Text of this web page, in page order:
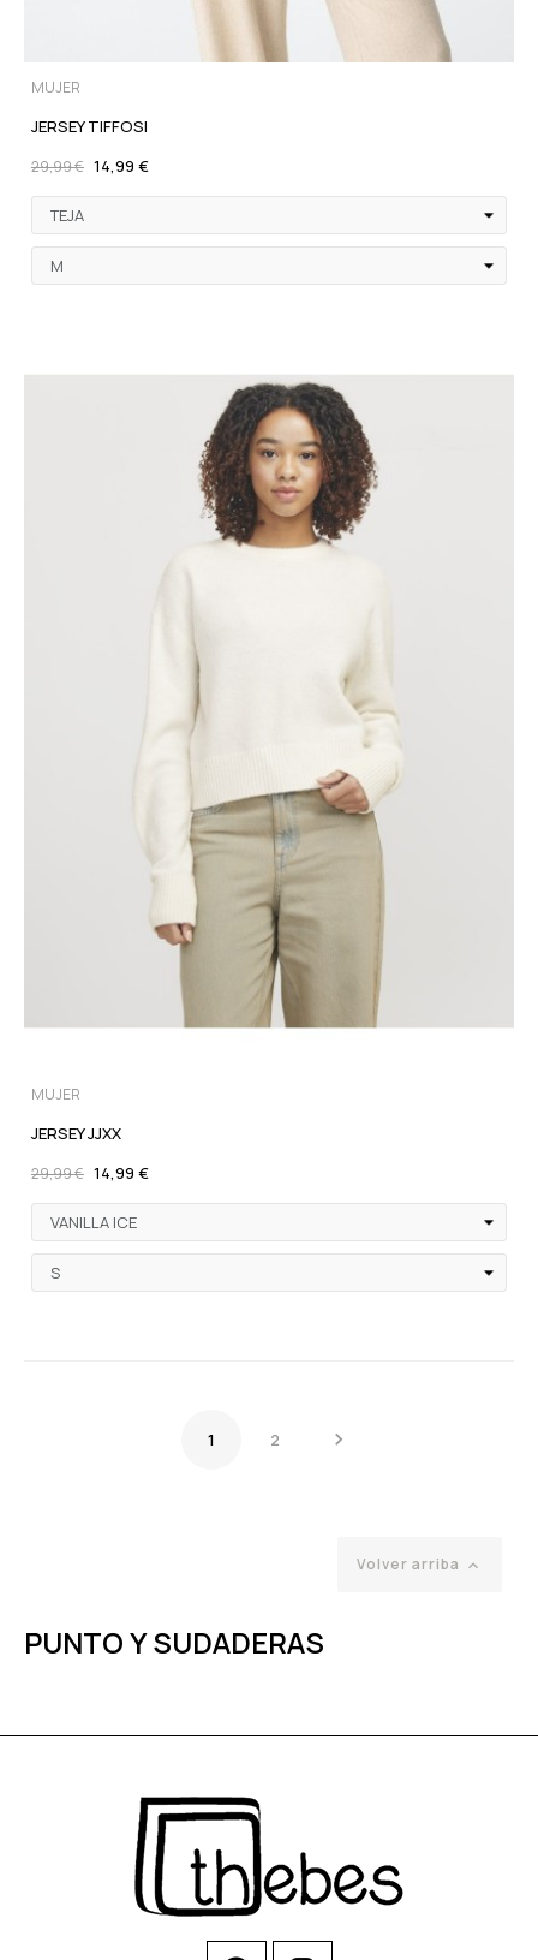
MUJER
JERSEY TIFFOSI
29,99 € 14,99 €
MUJER
JERSEY JJXX
29,99 € 14,99 €
1 2 
Volver arriba 
PUNTO Y SUDADERAS